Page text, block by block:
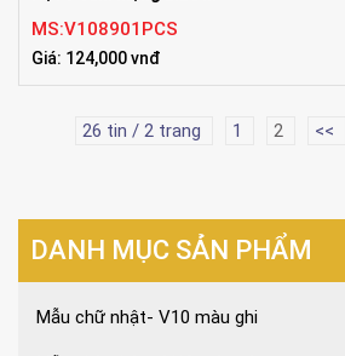
MS:V108901PCS
Giá: 124,000 vnđ
26 tin / 2 trang 1 2 <<
DANH MỤC SẢN PHẨM
Mẫu chữ nhật- V10 màu ghi